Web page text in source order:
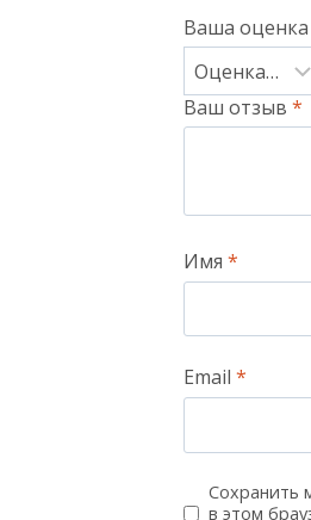
Ваша оценка
Ваш отзыв *
Имя *
Email *
Сохранить
в этом